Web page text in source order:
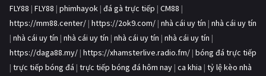
FLY88 | FLY88 | phimhayok | đá gà trực tiếp | CM88 |
https://mm88.center/ | https://2ok9.com/ | nhà cái uy tín | nhà cái uy tín
| nhà cái uy tín | nhà cái uy tín | nhà cái uy tín | nhà cái uy tín |
https://daga88.my/ | https://xhamsterlive.radio.fm/ | bóng đá trực tiếp
| trực tiếp bóng đá | trực tiếp bóng đá hôm nay | ca khia | tỷ lệ kèo nhà